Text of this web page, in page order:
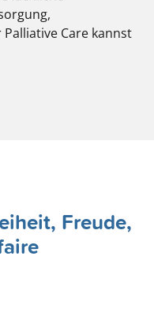
Care kannst
Freude,